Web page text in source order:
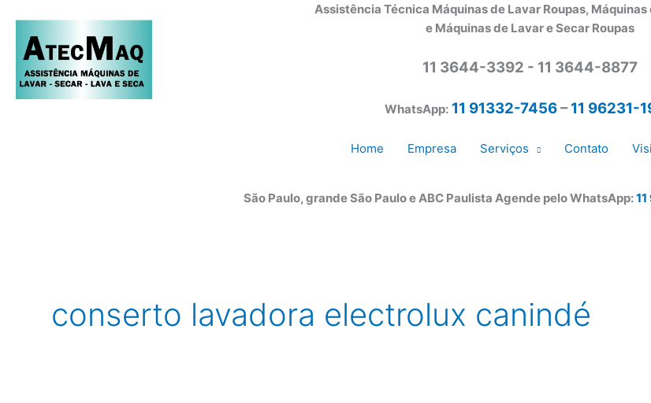
conteúdo
Assistência Técnica Máquinas de Lavar Roupas, Máquinas
e Máquinas de Lavar e Secar Roupas
11 3644-3392 - 11 3644-8877
WhatsApp: 11 91332-7456–11 96231-
Home Empresa Serviços Contato
São Paulo, grande São Paulo e ABC Paulista Agende pelo WhatsApp:
conserto lavadora electrolux canindé